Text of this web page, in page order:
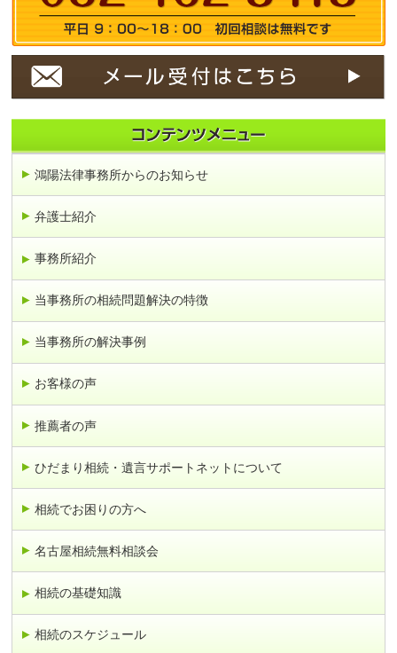
鴻陽法律事務所からのお知らせ
弁護士紹介
事務所紹介
当事務所の相続問題解決の特徴
当事務所の解決事例
お客様の声
推薦者の声
ひだまり相続・遺言サポートネットについて
相続でお困りの方へ
名古屋相続無料相談会
相続の基礎知識
相続のスケジュール